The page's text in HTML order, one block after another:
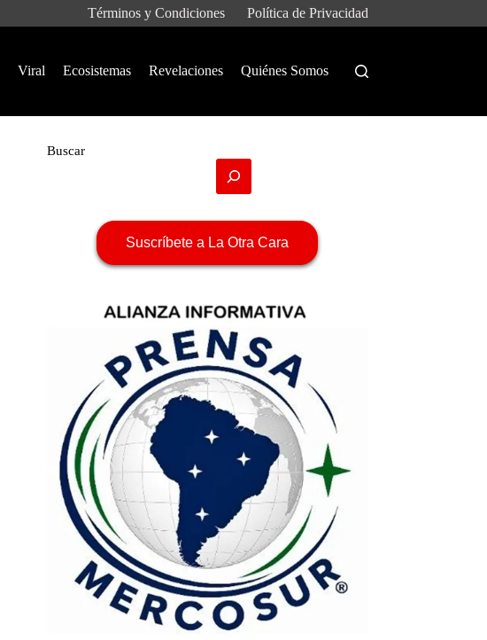
Términos y Condiciones Política de Privacidad
Viral Ecosistemas Revelaciones Quiénes Somos
Buscar
Suscríbete a La Otra Cara